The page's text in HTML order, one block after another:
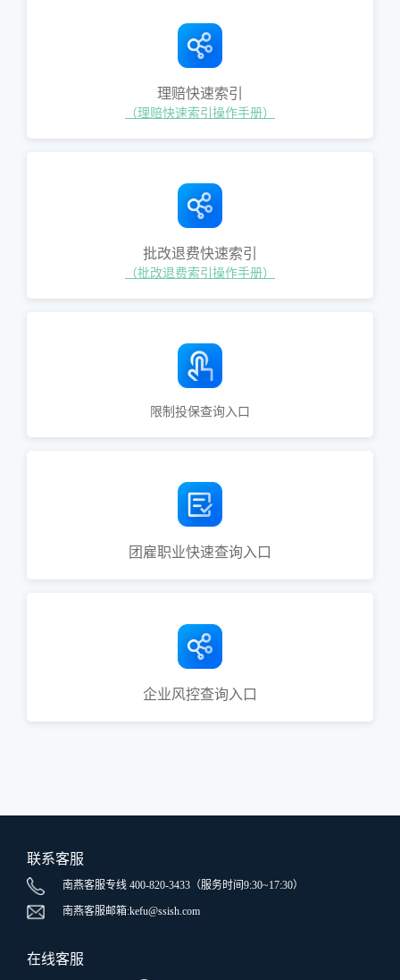
理赔快速索引
（理赔快速索引操作手册）
批改退费快速索引
（批改退费索引操作手册）
限制投保查询入口
团雇职业快速查询入口
企业风控查询入口
联系客服
南燕客服专线 400-820-3433（服务时间9:30~17:30）
南燕客服邮箱:kefu@ssish.com
在线客服